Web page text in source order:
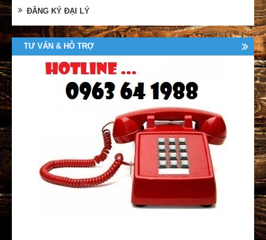
ĐĂNG KÝ ĐẠI LÝ
TƯ VẤN & HỖ TRỢ